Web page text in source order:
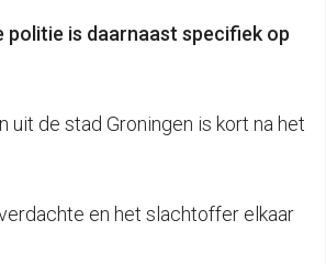
politie is daarnaast specifiek op
de stad Groningen is kort na het
en het slachtoffer elkaar